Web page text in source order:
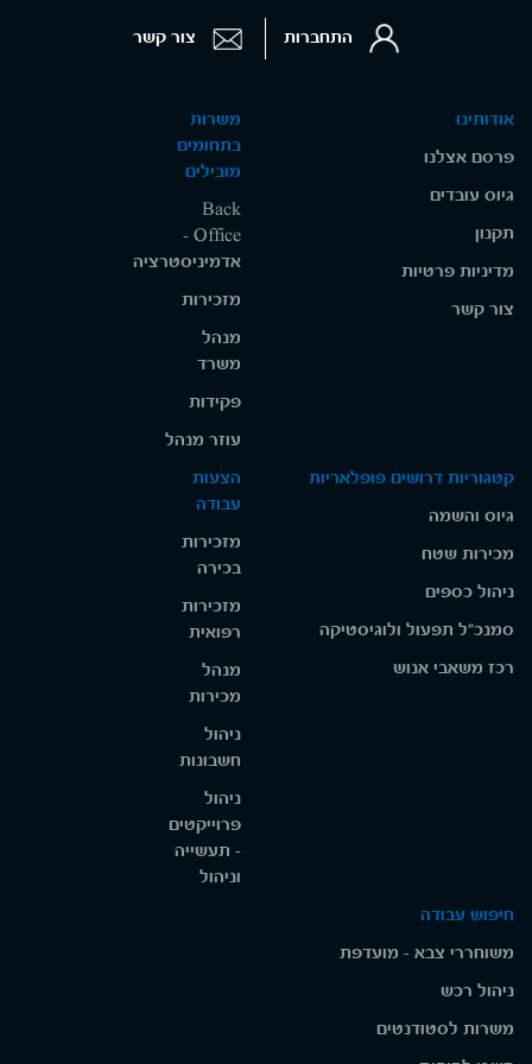
אודותינו
פרסם אצלנו
גיוס עובדים
תקנון
מדיניות פרטיות
צור קשר
משרות
בתחומים
מובילים
Back
Office -
אדמיניסטרציה
מזכירות
מנהל
משרד
פקידות
עוזר מנהל
קטגוריות דרושים פופלאריות
גיוס והשמה
מכירות שטח
ניהול כספים
סמנכ"ל תפעול ולוגיסטיקה
רכז משאבי אנוש
הצעות
עבודה
מזכירות
בכירה
מזכירות
רפואית
מנהל
מכירות
ניהול
חשבונות
ניהול
פרוייקטים
- תעשייה
וניהול
חיפוש עבודה
משוחררי צבא - מועדפת
ניהול רכש
משרות לסטודנטים